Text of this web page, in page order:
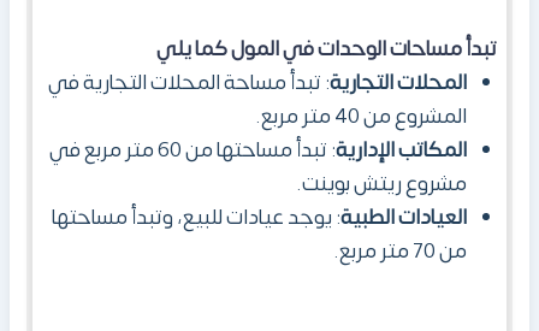
تبدأ مساحات الوحدات في المول كما يلي
المحلات التجارية: تبدأ مساحة المحلات التجارية في
المشروع من 40 متر مربع.
المكاتب الإدارية
: تبدأ مساحتها من 60 متر مربع في
مشروع ريتش بوينت.
العيادات الطبية: يوجد عيادات للبيع، وتبدأ مساحتها
من 70 متر مربع.